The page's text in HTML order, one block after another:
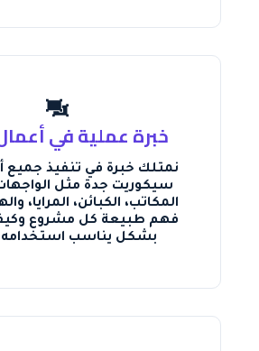
خبرة عملية في
نمتلك خبرة في تنفيذ جميع
سيكوريت جدة مثل
المكاتب، الكبائن، المرايا،
فهم طبيعة كل مشروع
بشكل يناسب استخدامه